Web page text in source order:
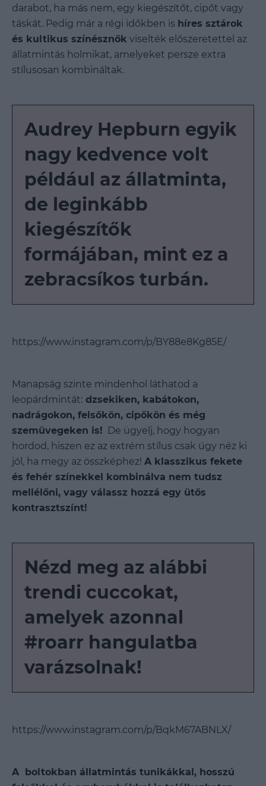
darabot, ha más nem, egy kiegészítőt, cipőt vagy
táskát. Pedig már a régi időkben is híres sztárok
és kultikus színésznők viselték előszeretettel az
állatmintás holmikat, amelyeket persze extra
stílusosan kombináltak.
Audrey Hepburn egyik
nagy kedvence volt
például az állatminta,
de leginkább
kiegészítők
formájában, mint ez a
zebracsíkos turbán.
https://www.instagram.com/p/BY88e8Kg85E/
Manapság szinte mindenhol láthatod a
leopárdmintát: dzsekiken, kabátokon,
nadrágokon, felsőkön, cipőkön és még
szemüvegeken is! De ügyelj, hogy hogyan
hordod, hiszen ez az extrém stílus csak úgy néz ki
jól, ha megy az összképhez! A klasszikus fekete
és fehér színekkel kombinálva nem tudsz
mellélőni, vagy válassz hozzá egy ütős
kontrasztszínt!
Nézd meg az alábbi
trendi cuccokat,
amelyek azonnal
#roarr hangulatba
varázsolnak!
https://www.instagram.com/p/BqkM67ABNLX/
A boltokban állatmintás tunikákkal, hosszú